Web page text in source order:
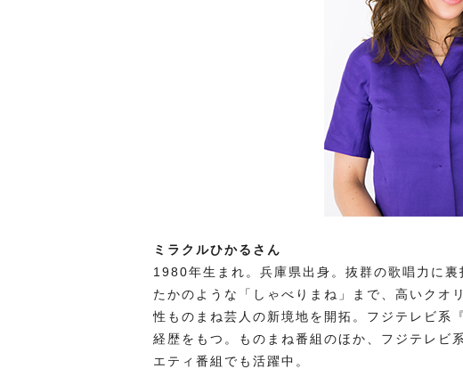
ミラクルひかるさん
1980年⽣まれ。兵庫県出⾝。抜群の歌唱⼒に
たかのような「しゃべりまね」まで、⾼いクオ
性ものまね芸⼈の新境地を開拓。フジテレビ系
経歴をもつ。ものまね番組のほか、フジテレビ
エティ番組でも活躍中。